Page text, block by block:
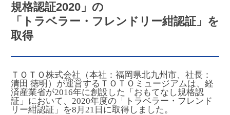
規格認証2020」の
「トラベラー・フレンドリー紺認証」を
取得
ＴＯＴＯ株式会社（本社：福岡県北九州市、社長：
清田 徳明）が運営するＴＯＴＯミュージアムは、経
済産業省が2016年に創設した「おもてなし規格認
証」において、2020年度の「トラベラー・フレンド
リー紺認証」を8月21日に取得しました。